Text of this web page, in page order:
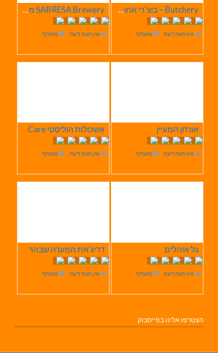
Butchery – בוצ'רי אחוזת הבשר
אין חוות דעת מועדף
SABRESA Brewery מבשלת שיכר | מבשלת בירה
אין חוות דעת מועדף
אורחן המעיין
אין חוות דעת מועדף
אשכולות הוליסטי Care
אין חוות דעת מועדף
גל אוהלים
אין חוות דעת מועדף
דריג'את המערה שבהר
אין חוות דעת מועדף
הצטרפו אלינו בפייסבוק